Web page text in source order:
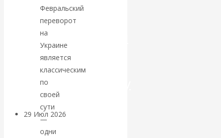
интеллект —
революционный
переход к
посткапитализму
29 Июл 2026
Февральский
переворот
на
Украине
является
классическим
по
своей
сути
—
одни